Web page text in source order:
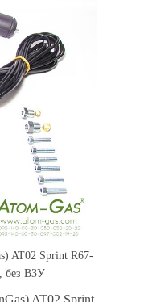
AT02 Sprint R67-
без ВЗУ
AT02 Sprint